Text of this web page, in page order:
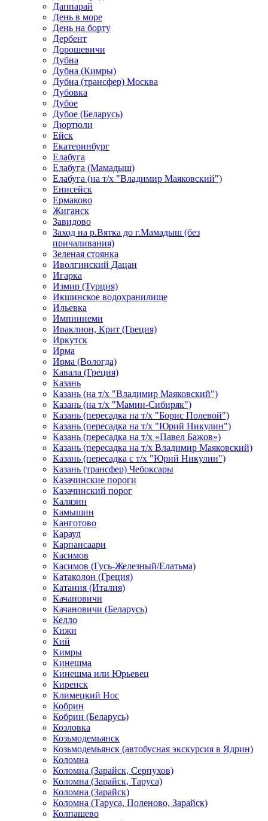
Даппарай
День в море
День на борту
Дербент
Дорошевичи
Дубна
Дубна (Кимры)
Дубна (трансфер) Москва
Дубовка
Дубое
Дубое (Беларусь)
Дюртюли
Ейск
Екатеринбург
Елабуга
Елабуга (Мамадыш)
Елабуга (на т/х "Владимир Маяковский")
Енисейск
Ермаково
Жиганск
Завидово
Заход на р.Вятка до г.Мамадыш (без
причаливания)
Зеленая стоянка
Иволгинский Дацан
Игарка
Измир (Турция)
Икшинское водохранилище
Ильевка
Импиниеми
Ираклион, Крит (Греция)
Иркутск
Ирма
Ирма (Вологда)
Кавала (Греция)
Казань
Казань (на т/х "Владимир Маяковский")
Казань (на т/х "Мамин-Сибиряк")
Казань (пересадка на т/х "Борис Полевой")
Казань (пересадка на т/х "Юрий Никулин")
Казань (пересадка на т/х «Павел Бажов»)
Казань (пересадка на т/х Владимир Маяковский)
Казань (пересадка с т/х "Юрий Никулин")
Казань (трансфер) Чебоксары
Казачинские пороги
Казачинский порог
Калязин
Камышин
Канготово
Караул
Карпансаари
Касимов
Касимов (Гусь-Железный/Елатьма)
Катаколон (Греция)
Катания (Италия)
Качановичи
Качановичи (Беларусь)
Келло
Кижи
Кий
Кимры
Кинешма
Кинешма или Юрьевец
Киренск
Климецкий Нос
Кобрин
Кобрин (Беларусь)
Козловка
Козьмодемьянск
Козьмодемьянск (автобусная экскурсия в Ядрин)
Коломна
Коломна (Зарайск, Серпухов)
Коломна (Зарайск, Таруса)
Коломна (Зарайск)
Коломна (Таруса, Поленово, Зарайск)
Колпашево